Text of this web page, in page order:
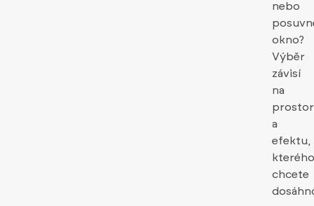
nebo
okno?
Výběr
závisí
na
a
efektu,
chcete